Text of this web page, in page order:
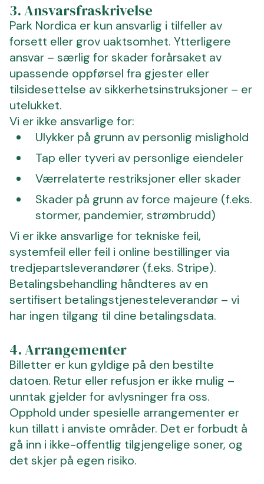
3. Ansvarsfraskrivelse
Park Nordica er kun ansvarlig i tilfeller av
forsett eller grov uaktsomhet. Ytterligere
ansvar – særlig for skader forårsaket av
upassende oppførsel fra gjester eller
tilsidesettelse av sikkerhetsinstruksjoner – er
utelukket.
Vi er ikke ansvarlige for:
Ulykker på grunn av personlig mislighold
Tap eller tyveri av personlige eiendeler
Værrelaterte restriksjoner eller skader
Skader på grunn av force majeure (f.eks.
stormer, pandemier, strømbrudd)
Vi er ikke ansvarlige for tekniske feil,
systemfeil eller feil i online bestillinger via
tredjepartsleverandører (f.eks. Stripe).
Betalingsbehandling håndteres av en
sertifisert betalingstjenesteleverandør – vi
har ingen tilgang til dine betalingsdata.
4. Arrangementer
Billetter er kun gyldige på den bestilte
datoen. Retur eller refusjon er ikke mulig –
unntak gjelder for avlysninger fra oss.
Opphold under spesielle arrangementer er
kun tillatt i anviste områder. Det er forbudt å
gå inn i ikke-offentlig tilgjengelige soner, og
det skjer på egen risiko.